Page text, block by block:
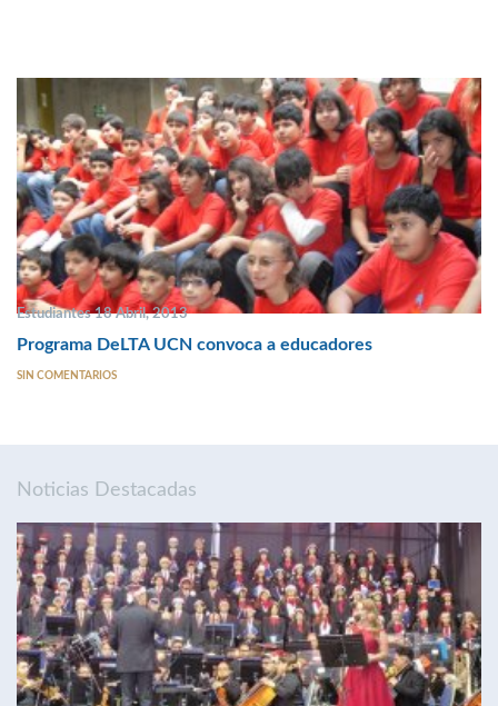
Estudiantes 18 Abril, 2013
Programa DeLTA UCN convoca a educadores
SIN COMENTARIOS
Noticias Destacadas